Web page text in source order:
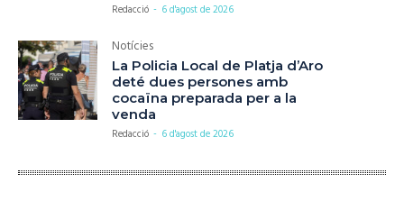
Redacció - 6 d'agost de 2026
Notícies
La Policia Local de Platja d’Aro
deté dues persones amb
cocaïna preparada per a la
venda
Redacció - 6 d'agost de 2026